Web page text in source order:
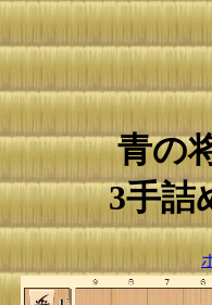
青の
3手詰